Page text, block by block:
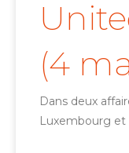
(4
Dans deux
Luxembourg et